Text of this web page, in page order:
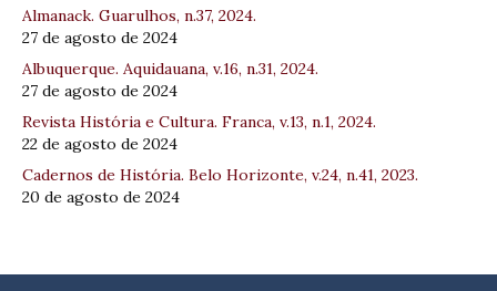
Almanack. Guarulhos, n.37, 2024.
27 de agosto de 2024
Albuquerque. Aquidauana, v.16, n.31, 2024.
27 de agosto de 2024
Revista História e Cultura. Franca, v.13, n.1, 2024.
22 de agosto de 2024
Cadernos de História. Belo Horizonte, v.24, n.41, 2023.
20 de agosto de 2024